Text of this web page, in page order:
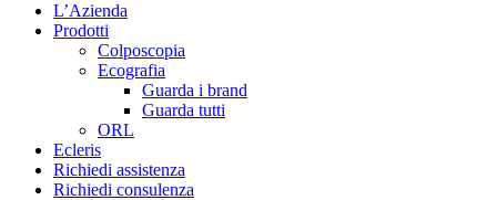
L’Azienda
Prodotti
Colposcopia
Ecografia
Guarda i brand
Guarda tutti
ORL
Ecleris
Richiedi assistenza
Richiedi consulenza